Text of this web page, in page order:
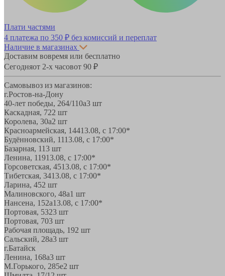
Плати частями
4 платежа по 350 ₽ без комиссий и переплат
Наличие в магазинах
Доставим вовремя или бесплатно
Сегодняот 2-х часовот 90 ₽
Самовывоз из магазинов:
г.Ростов-на-Дону
40-лет победы, 264/110а3 шт
Каскадная, 722 шт
Королева, 30а2 шт
Красноармейская, 14413.08, с 17:00*
Будённовский, 1113.08, с 17:00*
Базарная, 113 шт
Ленина, 11913.08, с 17:00*
Горсоветская, 4513.08, с 17:00*
Тибетская, 3413.08, с 17:00*
Ларина, 452 шт
Малиновского, 48а1 шт
Нансена, 152а13.08, с 17:00*
Портовая, 5323 шт
Портовая, 703 шт
Рабочая площадь, 192 шт
Сальский, 28a3 шт
г.Батайск
Ленина, 168а3 шт
М.Горького, 285е2 шт